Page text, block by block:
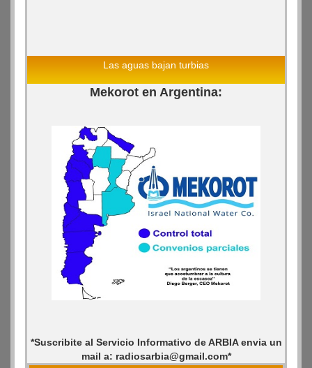
Las aguas bajan turbias
Mekorot en Argentina:
*Suscribite al Servicio Informativo de ARBIA envia un
mail a: radiosarbia@gmail.com*